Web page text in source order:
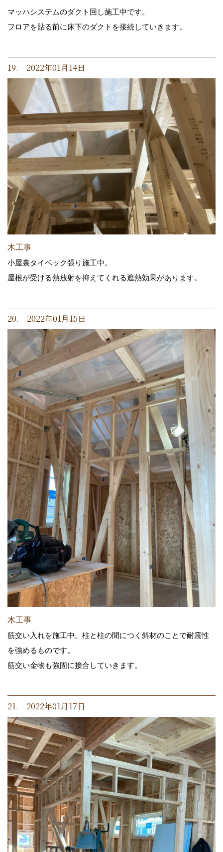
マッハシステムのダクト回し施工中です。
フロアを貼る前に床下のダクトを接続していきます。
19. 2022年01月14日
木工事
小屋裏タイベック張り施工中。
屋根が受ける熱放射を抑えてくれる遮熱効果があります。
20. 2022年01月15日
木工事
筋交い入れを施工中。柱と柱の間につく斜材のことで耐震性
を強めるものです。
筋交い金物も強固に接合していきます。
21. 2022年01月17日